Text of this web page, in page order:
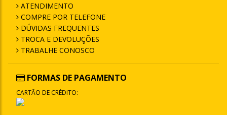
ATENDIMENTO
COMPRE POR TELEFONE
DÚVIDAS FREQUENTES
TROCA E DEVOLUÇÕES
TRABALHE CONOSCO
FORMAS DE PAGAMENTO
CARTÃO DE CRÉDITO: